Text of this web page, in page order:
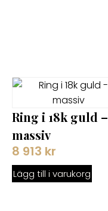
Ring i 18k guld –
massiv
8 913 kr
Lägg till i varukorg